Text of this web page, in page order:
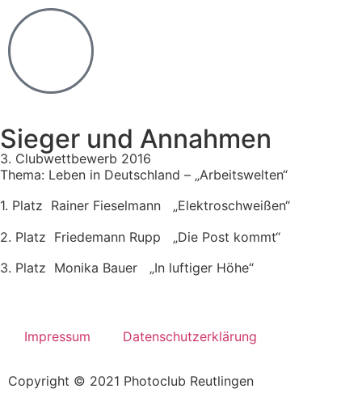
Sieger und Annahmen
3. Clubwettbewerb 2016
Thema: Leben in Deutschland – „Arbeitswelten“
1. Platz Rainer Fieselmann „Elektroschweißen“
2. Platz Friedemann Rupp „Die Post kommt“
3. Platz Monika Bauer „In luftiger Höhe“
Impressum Datenschutzerklärung
Copyright © 2021 Photoclub Reutlingen